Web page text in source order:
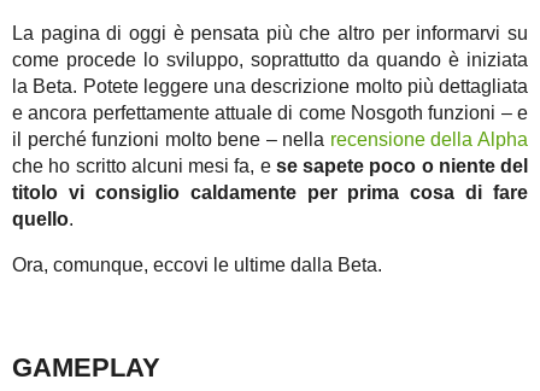
La pagina di oggi è pensata più che altro per informarvi su
come procede lo sviluppo, soprattutto da quando è iniziata
la Beta. Potete leggere una descrizione molto più dettagliata
e ancora perfettamente attuale di come Nosgoth funzioni – e
il perché funzioni molto bene – nella recensione della Alpha
che ho scritto alcuni mesi fa, e se sapete poco o niente del
titolo vi consiglio caldamente per prima cosa di fare
quello.
Ora, comunque, eccovi le ultime dalla Beta.
GAMEPLAY